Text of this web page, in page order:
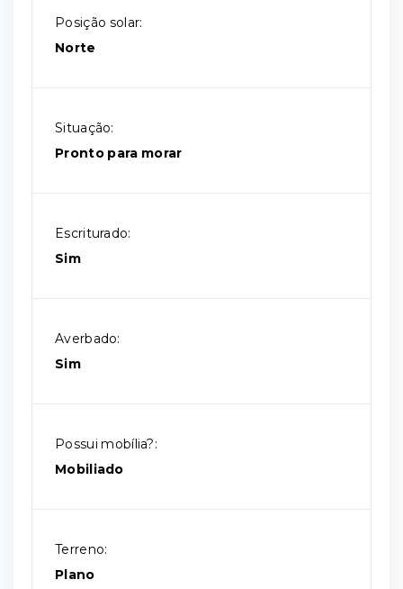
Posição solar:
Norte
Situação:
Pronto para morar
Escriturado:
Sim
Averbado:
Sim
Possui mobília?:
Mobiliado
Terreno:
Plano